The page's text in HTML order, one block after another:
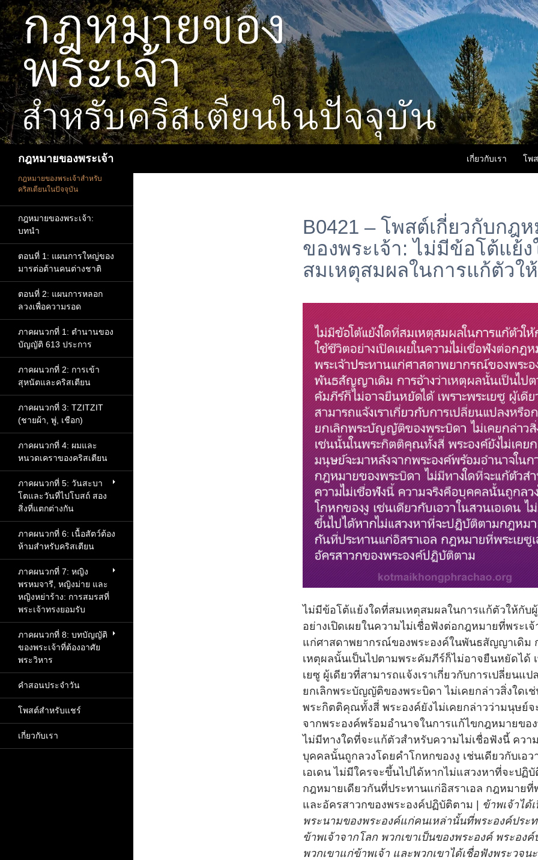
ข้าม
ไป
ยัง
เนื้อหา
กฎหมายของพระเจ้า เกี่ยวกับเรา โพ
B0421 – โพสต์เกี่ยวกับกฎ
ของพระเจ้า: ไม่มีข้อโต้แย้
สมเหตุสมผลในการแก้ตัว
ไม่มีข้อโต้แย้งใดที่สมเหตุสมผลในการแก้ตัวให้กับ
อย่างเปิดเผยในความไม่เชื่อฟังต่อกฎหมายที่พระเ
แก่ศาสดาพยากรณ์ของพระองค์ในพันธสัญญาเดิม
เหตุผลนั้นเป็นไปตามพระคัมภีร์ก็ไม่อาจยืนหยัดได้
เยซู ผู้เดียวที่สามารถแจ้งเราเกี่ยวกับการเปลี่ยนแป
ยกเลิกพระบัญญัติของพระบิดา ไม่เคยกล่าวสิ่งใดเ
พระกิตติคุณทั้งสี่ พระองค์ยังไม่เคยกล่าวว่ามนุษย์จ
จากพระองค์พร้อมอำนาจในการแก้ไขกฎหมายขอ
ไม่มีทางใดที่จะแก้ตัวสำหรับความไม่เชื่อฟังนี้ ควา
บุคคลนั้นถูกลวงโดยคำโกหกของงู เช่นเดียวกับเอว
เอเดน ไม่มีใครจะขึ้นไปได้หากไม่แสวงหาที่จะปฏิ
กฎหมายเดียวกันที่ประทานแก่อิสราเอล กฎหมายที่
และอัครสาวกของพระองค์ปฏิบัติตาม | ข้าพเจ้าได้
พระนามของพระองค์แก่คนเหล่านั้นที่พระองค์ประ
ข้าพเจ้าจากโลก พวกเขาเป็นของพระองค์ พระอง
พวกเขาแก่ข้าพเจ้า และพวกเขาได้เชื่อฟังพระวจน
กฎหมายของพระเจ้าสำหรับ
คริสเตียนในปัจจุบัน
กฎหมายของพระเจ้า:
บทนำ
ตอนที่ 1: แผนการใหญ่ของ
มารต่อต้านคนต่างชาติ
ตอนที่ 2: แผนการหลอก
ลวงเพื่อความรอด
ภาคผนวกที่ 1: ตำนานของ
บัญญัติ 613 ประการ
ภาคผนวกที่ 2: การเข้า
สุหนัตและคริสเตียน
ภาคผนวกที่ 3: TZITZIT
(ชายผ้า, พู่, เชือก)
ภาคผนวกที่ 4: ผมและ
หนวดเคราของคริสเตียน
ภาคผนวกที่ 5: วันสะบา
โตและวันที่ไปโบสถ์ สอง
สิ่งที่แตกต่างกัน
ภาคผนวกที่ 6: เนื้อสัตว์ต้อง
ห้ามสำหรับคริสเตียน
ภาคผนวกที่ 7: หญิง
พรหมจารี, หญิงม่าย และ
หญิงหย่าร้าง: การสมรสที่
พระเจ้าทรงยอมรับ
ภาคผนวกที่ 8: บทบัญญัติ
ของพระเจ้าที่ต้องอาศัย
พระวิหาร
คำสอนประจำวัน
โพสต์สำหรับแชร์
เกี่ยวกับเรา